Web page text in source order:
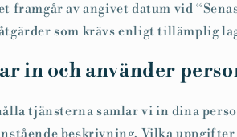
framgår av angivet datum vid
som krävs enligt tillämplig
in och använder
tjänsterna samlar vi in dina